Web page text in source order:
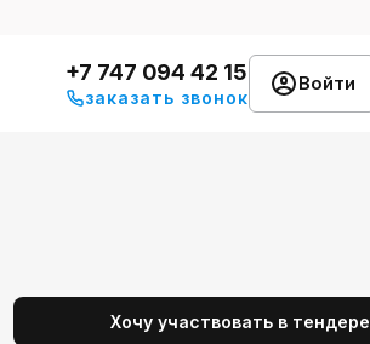
+7 747 094 42 15
заказать звонок
Войти
Хочу участвовать в тендере